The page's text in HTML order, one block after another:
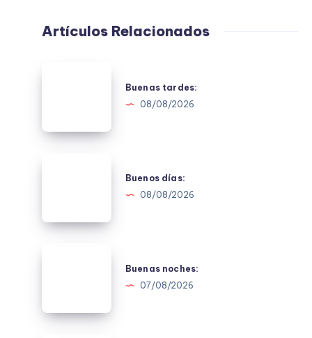
Artículos Relacionados
Buenas tardes:
08/08/2026
Buenos días:
08/08/2026
Buenas noches:
07/08/2026